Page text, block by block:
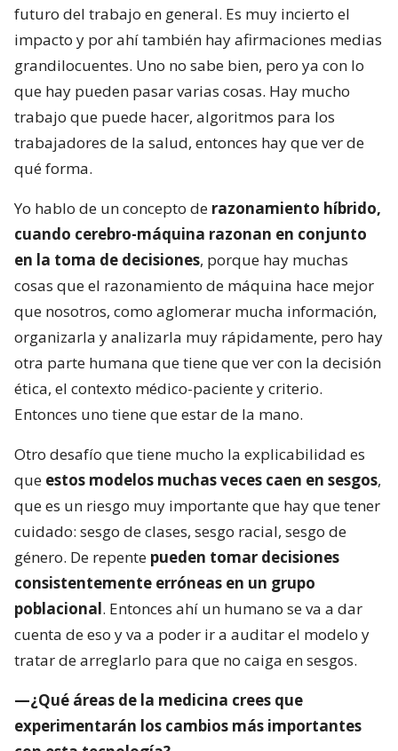
futuro del trabajo en general. Es muy incierto el
impacto y por ahí también hay afirmaciones medias
grandilocuentes. Uno no sabe bien, pero ya con lo
que hay pueden pasar varias cosas. Hay mucho
trabajo que puede hacer, algoritmos para los
trabajadores de la salud, entonces hay que ver de
qué forma.
Yo hablo de un concepto de razonamiento híbrido,
cuando cerebro-máquina razonan en conjunto
en la toma de decisiones, porque hay muchas
cosas que el razonamiento de máquina hace mejor
que nosotros, como aglomerar mucha información,
organizarla y analizarla muy rápidamente, pero hay
otra parte humana que tiene que ver con la decisión
ética, el contexto médico-paciente y criterio.
Entonces uno tiene que estar de la mano.
Otro desafío que tiene mucho la explicabilidad es
que estos modelos muchas veces caen en sesgos,
que es un riesgo muy importante que hay que tener
cuidado: sesgo de clases, sesgo racial, sesgo de
género. De repente pueden tomar decisiones
consistentemente erróneas en un grupo
poblacional. Entonces ahí un humano se va a dar
cuenta de eso y va a poder ir a auditar el modelo y
tratar de arreglarlo para que no caiga en sesgos.
—¿Qué áreas de la medicina crees que
experimentarán los cambios más importantes